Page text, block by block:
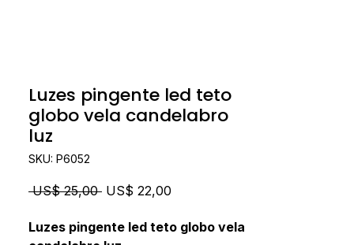
Luzes pingente led teto
globo vela candelabro
luz
SKU: P6052
US$ 25,00 Preço
US$ 22,00
Luzes pingente led teto globo vela